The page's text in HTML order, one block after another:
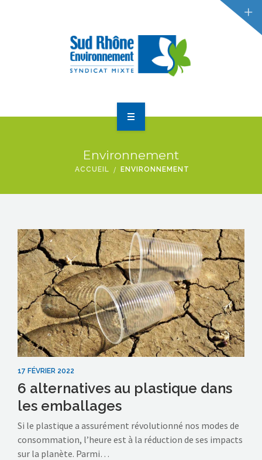
GESTION DES DÉCHETS
ACTUALITÉS
ACTUALITÉS
Environnement
ACCUEIL ENVIRONNEMENT
17 FÉVRIER 2022
6 alternatives au plastique dans
les emballages
Si le plastique a assurément révolutionné nos modes de
consommation, l’heure est à la réduction de ses impacts
sur la planète. Parmi…